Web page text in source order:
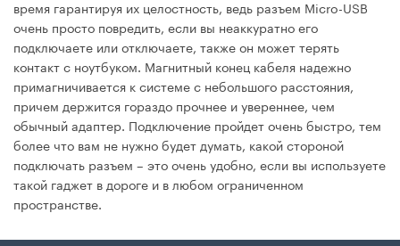
время гарантируя их целостность, ведь разъем Micro-USB
очень просто повредить, если вы неаккуратно его
подключаете или отключаете, также он может терять
контакт с ноутбуком. Магнитный конец кабеля надежно
примагничивается к системе с небольшого расстояния,
причем держится гораздо прочнее и увереннее, чем
обычный адаптер. Подключение пройдет очень быстро, тем
более что вам не нужно будет думать, какой стороной
подключать разъем – это очень удобно, если вы используете
такой гаджет в дороге и в любом ограниченном
пространстве.